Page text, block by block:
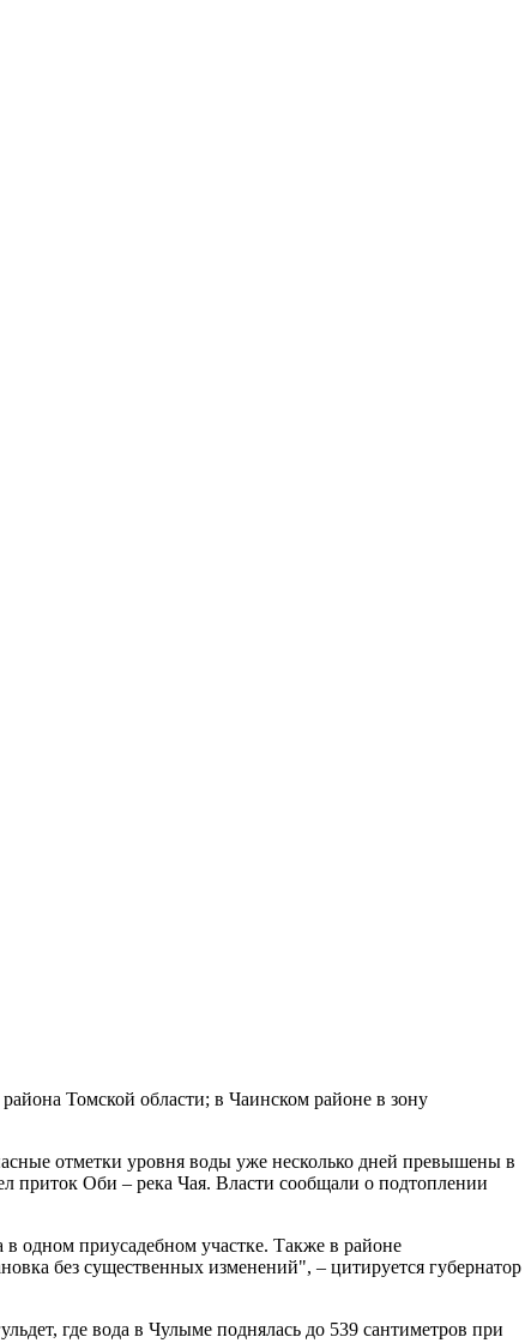
Томской области; в Чаинском районе в зону
отметки уровня воды уже несколько дней превышены в
приток Оби – река Чая. Власти сообщали о подтоплении
одном приусадебном участке. Также в районе
без существенных изменений", – цитируется губернатор
где вода в Чулыме поднялась до 539 сантиметров при